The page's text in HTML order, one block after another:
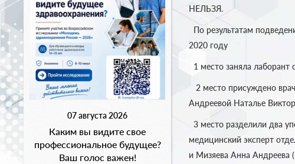
07 августа 2026
Каким вы видите свое
профессиональное будущее?
Ваш голос важен!
НЕЛЬЗЯ.
По результатам
2020 году
1 место заняла лаборант
2 место присуждено
Андреевой Наталье
3 место разделили два
медицинский эксперт
и Мизяева Анна Андреева